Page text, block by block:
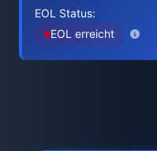
EOL Status:
EOL erreicht